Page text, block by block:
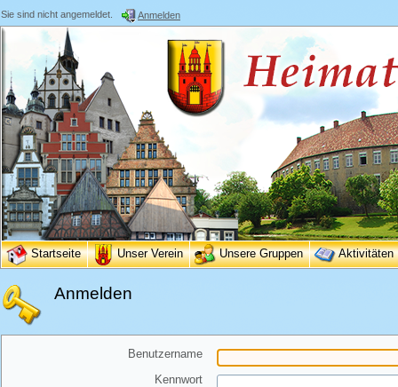
Sie sind nicht angemeldet. Anmelden
Startseite Unser Verein Unsere Gruppen Aktivitäten
Anmelden
Benutzername
Kennwort